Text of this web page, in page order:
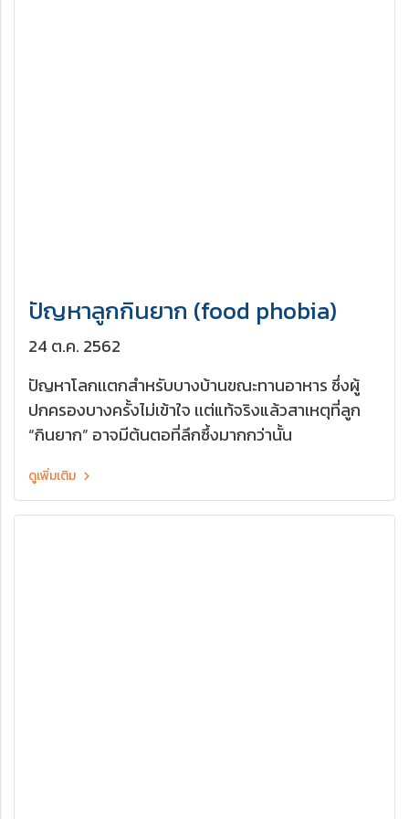
ปัญหาลูกกินยาก (food phobia)
24 ต.ค. 2562
ปัญหาโลกเเตกสำหรับบางบ้านขณะทานอาหาร ซึ่งผู้
ปกครองบางครั้งไม่เข้าใจ เเต่แท้จริงแล้วสาเหตุที่ลูก
“กินยาก” อาจมีต้นตอที่ลึกซึ้งมากกว่านั้น
ดูเพิ่มเติม